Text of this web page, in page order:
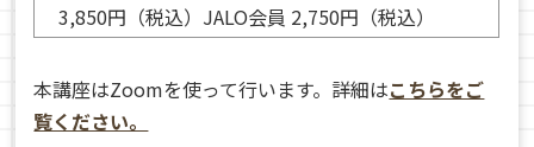
3,850円（税込）JALO会員 2,750円（税込）
本講座はZoomを使って行います。詳細はこちらをご
覧ください。